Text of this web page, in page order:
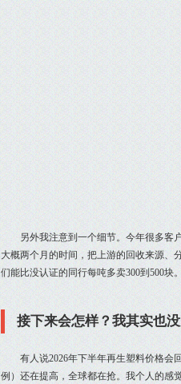
另外我注意到一个细节。今年很多客
大概两个月的时间，把上游的回收来源、
们能比没认证的同行每吨多卖300到500块
接下来会怎样？我其实也
有人说2026年下半年再生塑料价格会
例）还在提高，全球都在抢。我个人的感